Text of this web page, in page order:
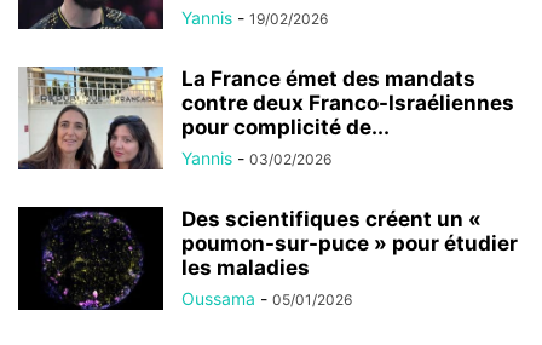
Yannis - 19/02/2026
La France émet des mandats
contre deux Franco-Israéliennes
pour complicité de...
Yannis - 03/02/2026
Des scientifiques créent un «
poumon-sur-puce » pour étudier
les maladies
Oussama - 05/01/2026